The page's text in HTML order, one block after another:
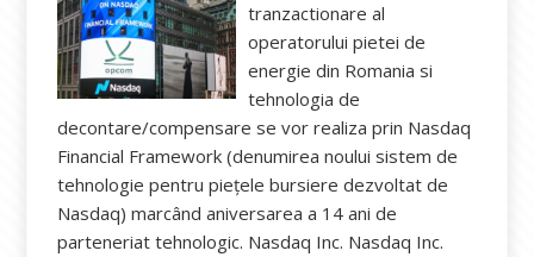
tranzactionare al
operatorului pietei de
energie din Romania si
tehnologia de
decontare/compensare se vor realiza prin Nasdaq
Financial Framework (denumirea noului sistem de
tehnologie pentru piețele bursiere dezvoltat de
Nasdaq) marcând aniversarea a 14 ani de
parteneriat tehnologic. Nasdaq Inc. Nasdaq Inc.